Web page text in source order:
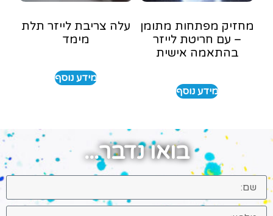
מחזיק מפתחות מתומן
– עם חריטת לייזר
בהתאמה אישית
מידע נוסף
עלה צריבת לייזר תלת
מימד
מידע נוסף
בואו נדבר...